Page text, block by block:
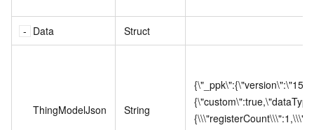
Data Struct
ThingModelJson String